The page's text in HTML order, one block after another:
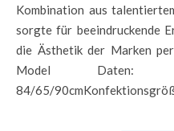
Kombination aus
sorgte für beeindruckende
die Ästhetik der Marken
Model Daten:
84/65/